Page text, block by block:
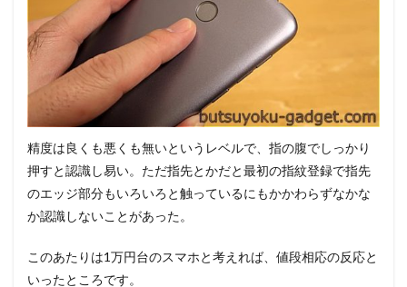
精度は良くも悪くも無いというレベルで、指の腹でしっかり
押すと認識し易い。ただ指先とかだと最初の指紋登録で指先
のエッジ部分もいろいろと触っているにもかかわらずなかな
か認識しないことがあった。
このあたりは1万円台のスマホと考えれば、値段相応の反応と
いったところです。